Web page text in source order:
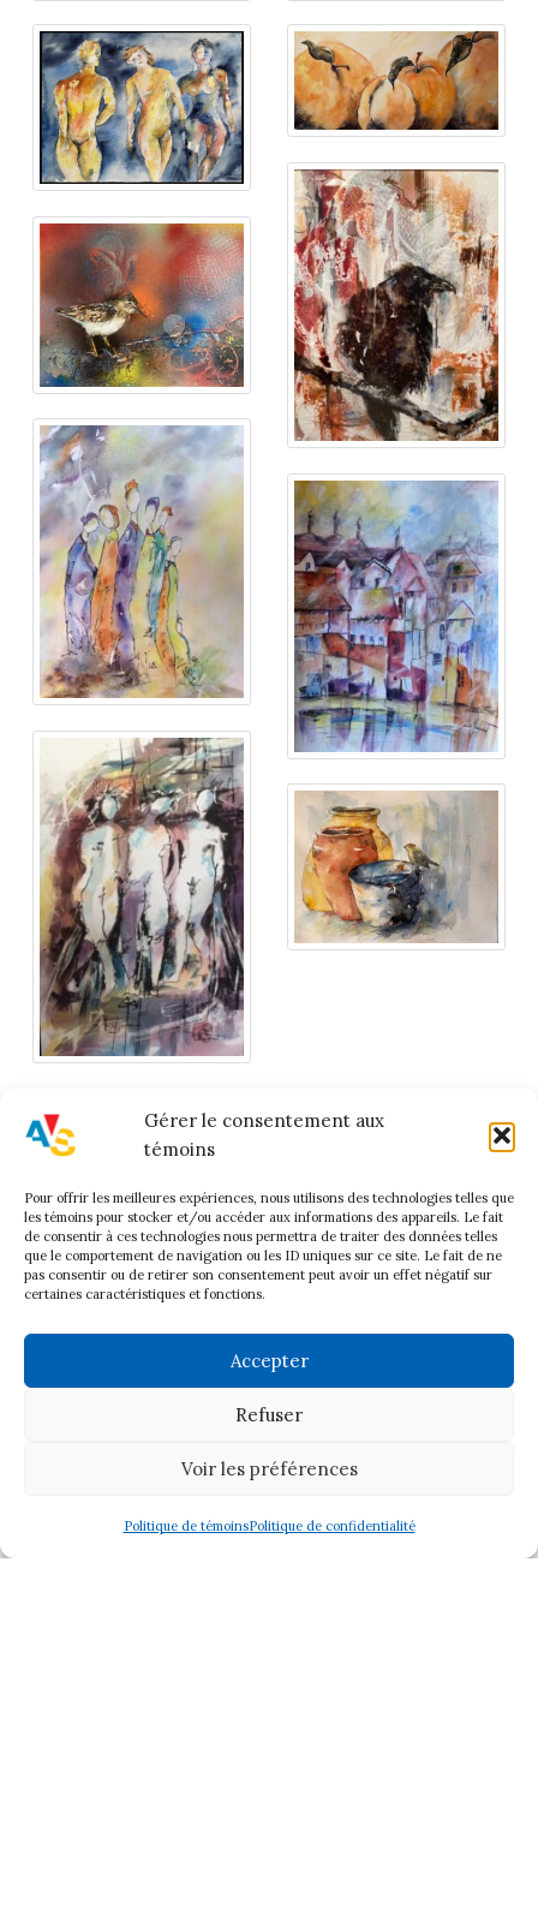
Gérer le consentement aux
témoins
Pour offrir les meilleures expériences, nous utilisons des technologies telles que
les témoins pour stocker et/ou accéder aux informations des appareils. Le fait
de consentir à ces technologies nous permettra de traiter des données telles
que le comportement de navigation ou les ID uniques sur ce site. Le fait de ne
pas consentir ou de retirer son consentement peut avoir un effet négatif sur
certaines caractéristiques et fonctions.
Accepter
Refuser
Voir les préférences
Politique de témoinsPolitique de confidentialité
Accueil
À Propos
Historique
Conseil d’administration
Procès verbaux
Offrir un atelier ou une formation